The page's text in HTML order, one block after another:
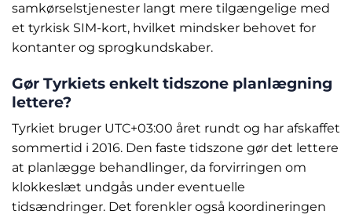
samkørselstjenester langt mere tilgængelige med
et tyrkisk SIM-kort, hvilket mindsker behovet for
kontanter og sprogkundskaber.
Gør Tyrkiets enkelt tidszone planlægning
lettere?
Tyrkiet bruger UTC+03:00 året rundt og har afskaffet
sommertid i 2016. Den faste tidszone gør det lettere
at planlægge behandlinger, da forvirringen om
klokkeslæt undgås under eventuelle
tidsændringer. Det forenkler også koordineringen